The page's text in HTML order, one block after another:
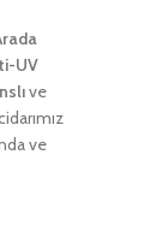
UV
ve
ve